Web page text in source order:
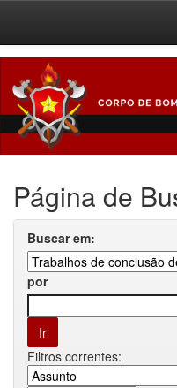
navigation
Página de
Buscar em:
por
Filtros correntes: